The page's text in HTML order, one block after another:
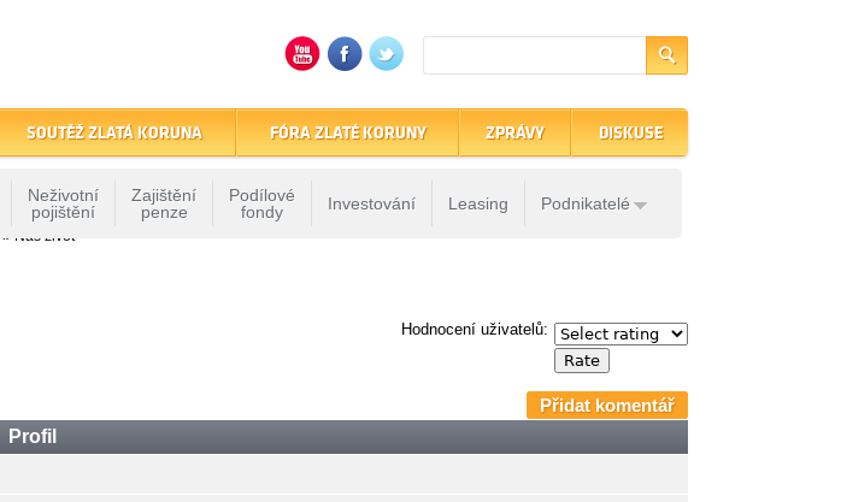
Neživotní
pojištění
Zajištění
penze
Podílové
fondy
Investování Leasing Podnikatelé
SOUTĚŽ ZLATÁ KORUNA FÓRA ZLATÉ KORUNY ZPRÁVY DISKUSE
» Náš život
Hodnocení uživatelů:
Přidat komentář
Profil